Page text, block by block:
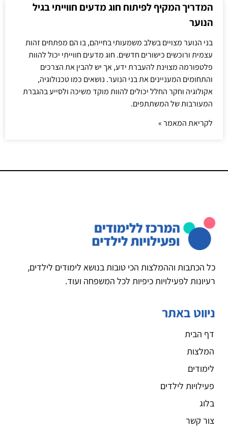
המדריך המקיף לפיתוח חוג מדעים חווייתי בגיל
הנוער
בני הנוער מצויים בשלב משמעותי בחייהם, בו הם מפתחים זהות
עצמית ורוכשים כישורים חדשים. חוג מדעים חווייתי יכול להוות
פלטפורמה מצוינת להעברת ידע, אך יש להבין את הצרכים
והתחומים המעניינים את בני הנוער. נושאים כמו טכנולוגיה,
אקולוגיה וחקר החלל יכולים להוות מוקד משיכה ולסייע בהגברת
המעורבות של המשתתפים.
לקריאת המאמר »
כל הכתבות וההמלצות הכי טובות בנושא לימודים לילדים,
רעיונות לפעילויות כיפיות לכל המשפחה ועוד.
ניווט באתר
דף הבית
המלצות
לימודים
פעילויות לילדים
בלוג
צור קשר